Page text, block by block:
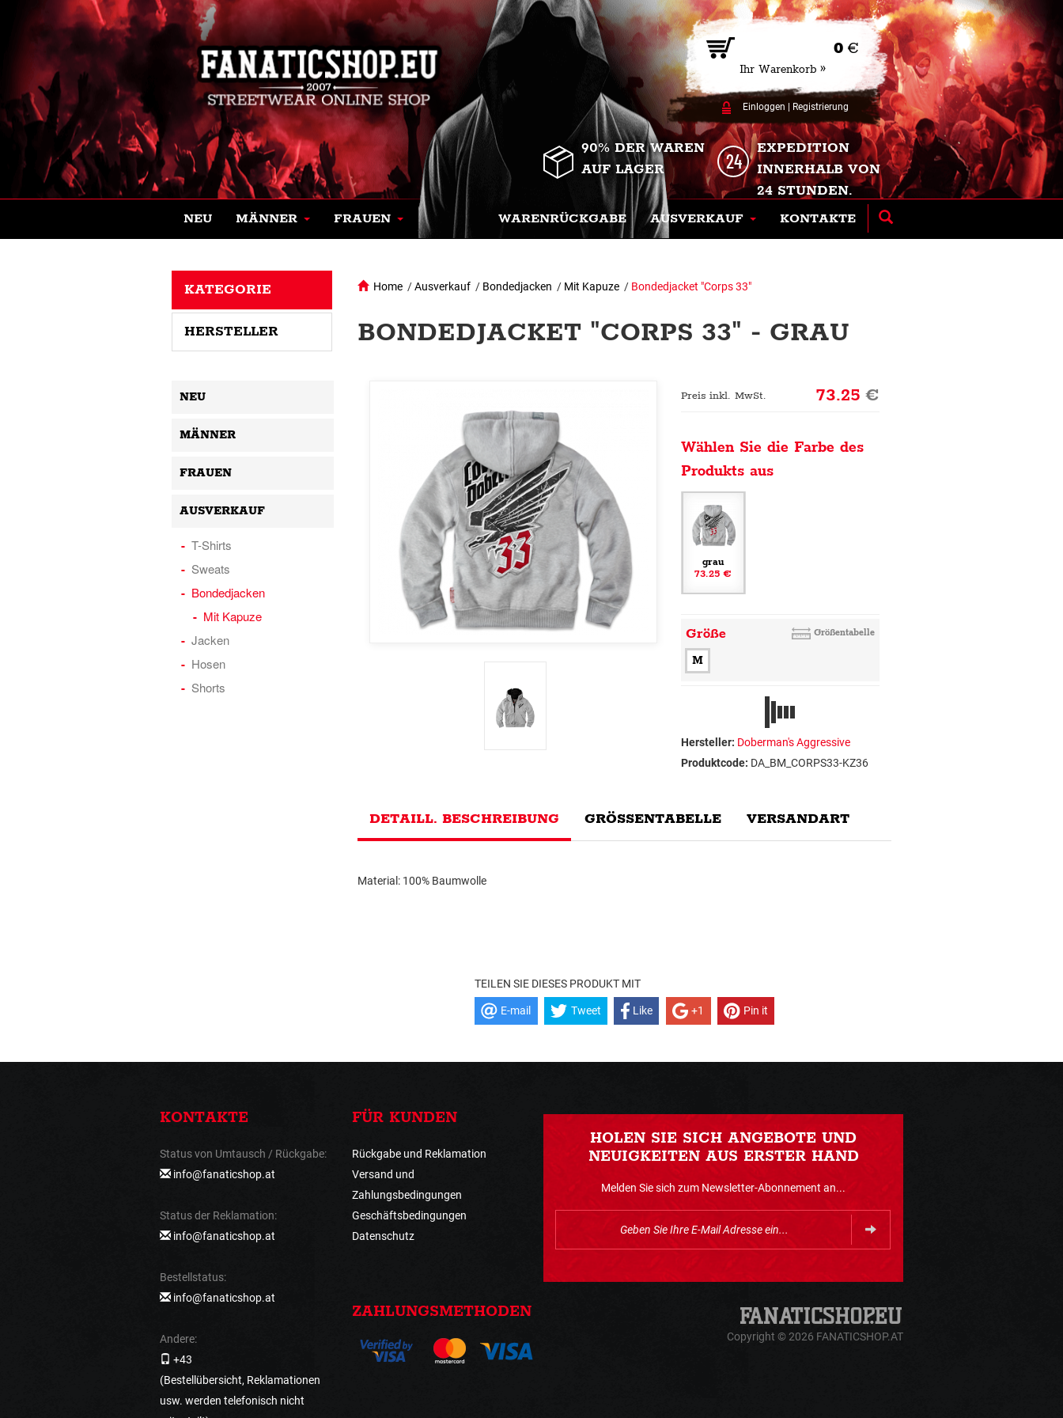
0 €
Ihr Warenkorb »
Einloggen Registrierung
90% DER WAREN
AUF LAGER
EXPEDITION
INNERHALB VON
24 STUNDEN.
NEU MÄNNER FRAUEN WARENRÜCKGABE AUSVERKAUF KONTAKTE
Home /Ausverkauf / Bondedjacken / Mit Kapuze / Bondedjacket "Corps 33"
BONDEDJACKET "CORPS 33" - GRAU
Preis inkl. MwSt. 73.25€
Wählen Sie die Farbe des
Produkts aus
grau
73.25 €
Größe Größentabelle
M
Hersteller: Doberman's Aggressive
Produktcode: DA_BM_CORPS33-KZ36
DETAILL. BESCHREIBUNG GRÖSSENTABELLE VERSANDART
Material: 100% Baumwolle
TEILEN SIE DIESES PRODUKT MIT
E-mail Tweet Like +1 Pin it
KATEGORIE
HERSTELLER
NEU
MÄNNER
FRAUEN
AUSVERKAUF
T-Shirts
Sweats
Bondedjacken
Mit Kapuze
Jacken
Hosen
Shorts
KONTAKTE
Status von Umtausch / Rückgabe:
info@fanaticshop.at
Status der Reklamation:
info@fanaticshop.at
Bestellstatus:
info@fanaticshop.at
Andere:
+43
(Bestellübersicht, Reklamationen
usw. werden telefonisch nicht
FÜR KUNDEN
Rückgabe und Reklamation
Versand und
Zahlungsbedingungen
Geschäftsbedingungen
Datenschutz
ZAHLUNGSMETHODEN
HOLEN SIE SICH ANGEBOTE UND
NEUIGKEITEN AUS ERSTER HAND
Melden Sie sich zum Newsletter-Abonnement an...
Copyright © 2026 FANATICSHOP.AT